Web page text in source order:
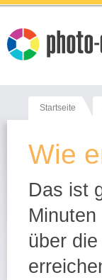
Startseite
Wie
Das ist
über